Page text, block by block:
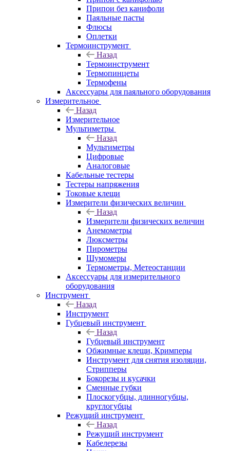
Припои без канифоли
Паяльные пасты
Флюсы
Оплетки
Термоинструмент
Назад
Термоинструмент
Термопинцеты
Термофены
Аксессуары для паяльного оборудования
Измерительное
Назад
Измерительное
Мультиметры
Назад
Мультиметры
Цифровые
Аналоговые
Кабельные тестеры
Тестеры напряжения
Токовые клещи
Измерители физических величин
Назад
Измерители физических величин
Анемометры
Люксметры
Пирометры
Шумомеры
Термометры, Метеостанции
Аксессуары для измерительного
оборудования
Инструмент
Назад
Инструмент
Губцевый инструмент
Назад
Губцевый инструмент
Обжимные клещи, Кримперы
Инструмент для снятия изоляции,
Стрипперы
Бокорезы и кусачки
Сменные губки
Плоскогубцы, длинногубцы,
круглогубцы
Режущий инструмент
Назад
Режущий инструмент
Кабелерезы